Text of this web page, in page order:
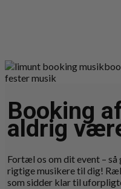
Booking
aldrig
Fortæl os om dit event –
rigtige musikere til dig!
som sidder klar til